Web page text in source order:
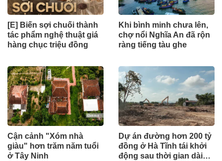
[E] Biến sợi chuối thành
tác phẩm nghệ thuật giá
hàng chục triệu đồng
Khi bình minh chưa lên,
chợ nổi Nghĩa An đã rộn
ràng tiếng tàu ghe
Cận cảnh "Xóm nhà
giàu" hơn trăm năm tuổi
ở Tây Ninh
Dự án đường hơn 200 tỷ
đồng ở Hà Tĩnh tái khởi
động sau thời gian dài